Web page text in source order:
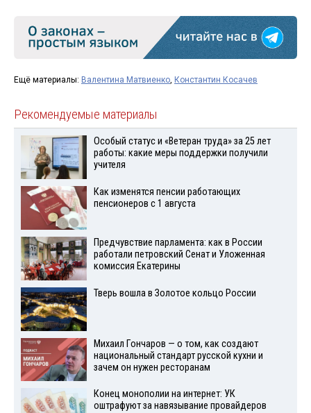
Ещё материалы: Валентина Матвиенко, Константин Косачев
Рекомендуемые материалы
Особый статус и «Ветеран труда» за 25 лет
работы: какие меры поддержки получили
учителя
Как изменятся пенсии работающих
пенсионеров с 1 августа
Предчувствие парламента: как в России
работали петровский Сенат и Уложенная
комиссия Екатерины
Тверь вошла в Золотое кольцо России
Михаил Гончаров — о том, как создают
национальный стандарт русской кухни и
зачем он нужен ресторанам
Конец монополии на интернет: УК
оштрафуют за навязывание провайдеров